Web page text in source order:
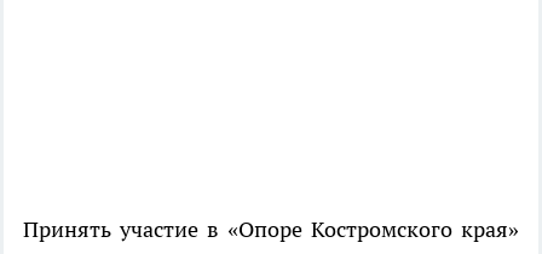
Принять участие в «Опоре Костромского края»